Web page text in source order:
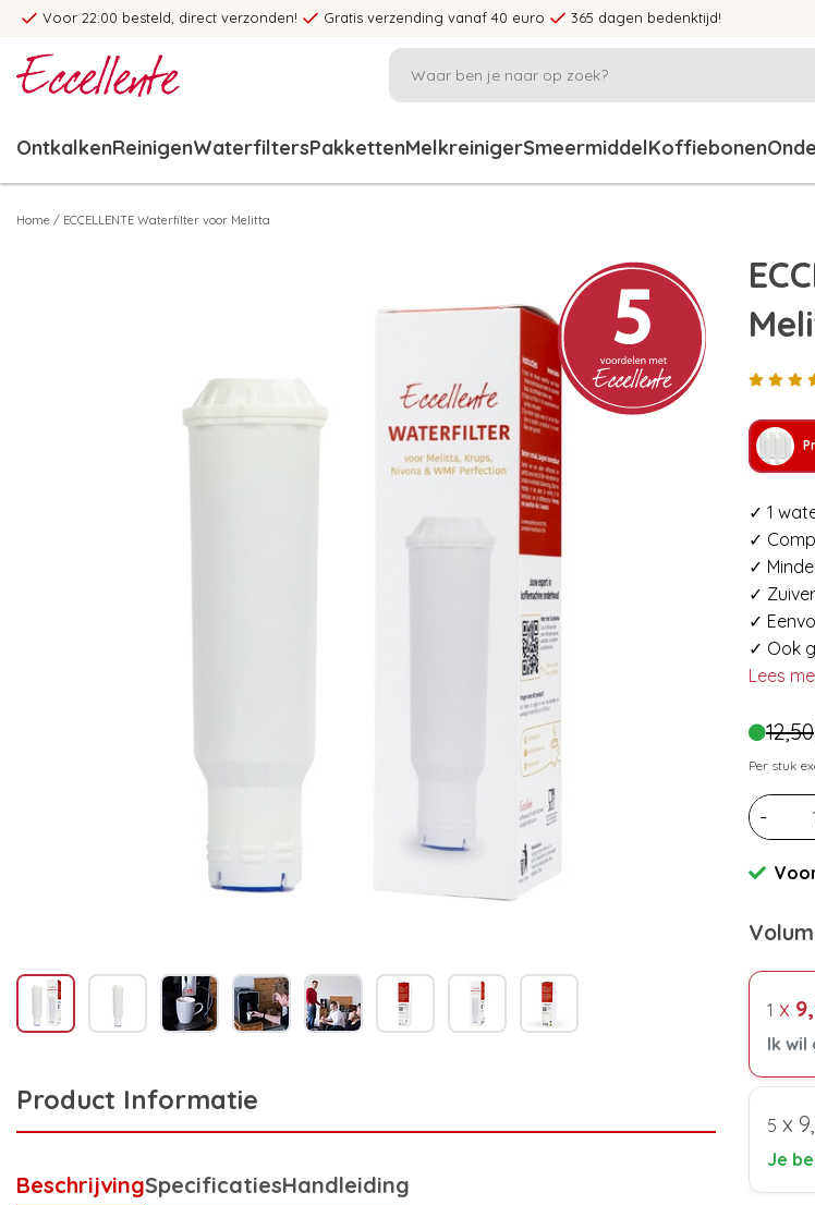
Voor 22:00 besteld, direct verzonden! Gratis verzending vanaf 40 euro 365 dagen bedenktijd!
OntkalkenReinigenWaterfiltersPakkettenMelkreinigerSmeermiddelKoffiebonen
Home / ECCELLENTE Waterfilter voor Melitta
Product Informatie
BeschrijvingSpecificatiesHandleiding
✓ 1
✓
✓
✓
✓
✓ Ook
Lees
12,50
Per stuk
-
1 x
Ik wil
5 x
Je